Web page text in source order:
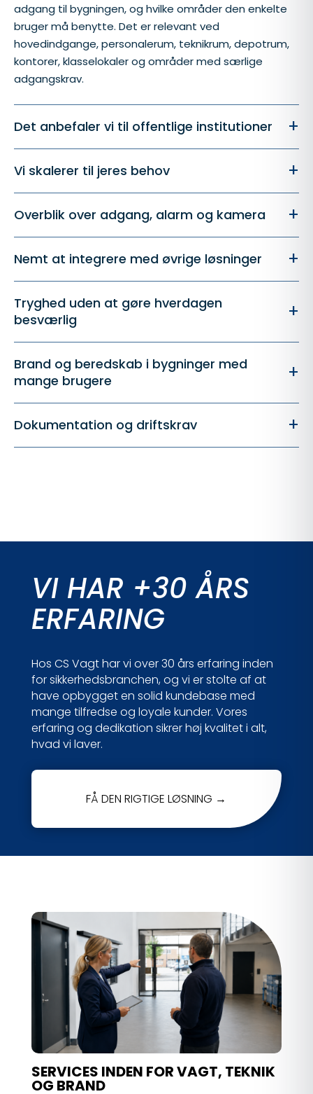
adgang til bygningen, og hvilke områder den enkelte
bruger må benytte. Det er relevant ved
hovedindgange, personalerum, teknikrum, depotrum,
kontorer, klasselokaler og områder med særlige
adgangskrav.
Det anbefaler vi til offentlige institutioner +
Vi skalerer til jeres behov +
Overblik over adgang, alarm og kamera +
Nemt at integrere med øvrige løsninger +
Tryghed uden at gøre hverdagen
besværlig
+
Brand og beredskab i bygninger med
mange brugere
+
Dokumentation og driftskrav +
VI HAR +30 ÅRS
ERFARING
Hos CS Vagt har vi over 30 års erfaring inden
for sikkerhedsbranchen, og vi er stolte af at
have opbygget en solid kundebase med
mange tilfredse og loyale kunder. Vores
erfaring og dedikation sikrer høj kvalitet i alt,
hvad vi laver.
FÅ DEN RIGTIGE LØSNING →
SERVICES INDEN FOR VAGT, TEKNIK
OG BRAND